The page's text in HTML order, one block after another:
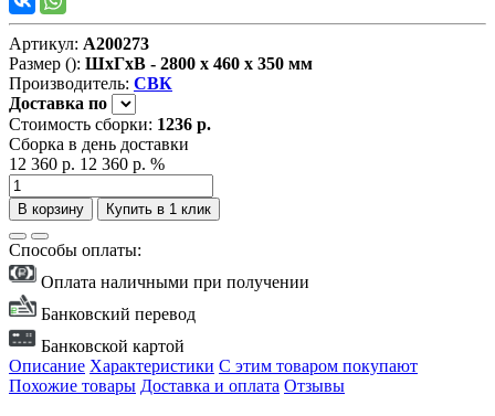
Артикул: А200273
Размер (): ШxГxВ - 2800 x 460 x 350 мм
Производитель: СВК
Доставка по
Стоимость сборки: 1236 р.
Сборка в день доставки
12 360 р. 12 360 р. %
В корзину Купить в 1 клик
Способы оплаты:
Оплата наличными при получении
Банковский перевод
Банковской картой
Описание Характеристики С этим товаром покупают
Похожие товары Доставка и оплата Отзывы